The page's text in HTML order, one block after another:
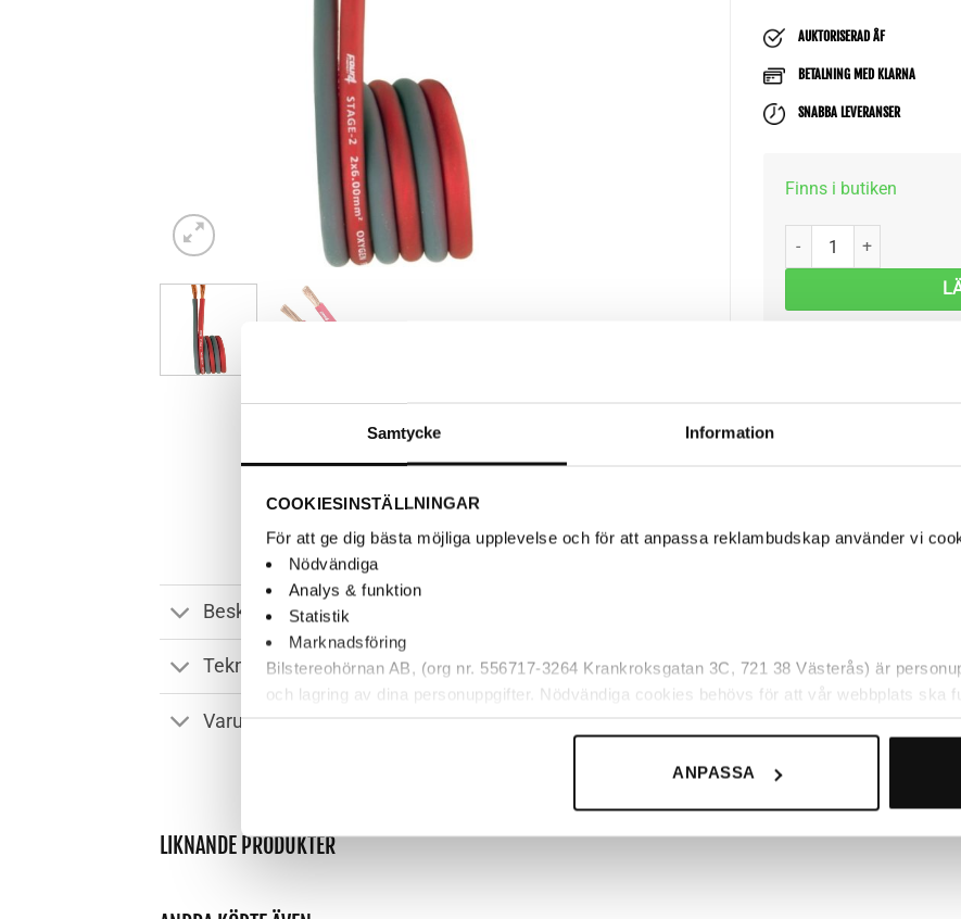
Samtycke Information
COOKIESINSTÄLLNINGAR
För att ge dig bästa möjliga upplevelse och för att anpassa reklambudskap använder vi
Nödvändiga
Analys & funktion
Statistik
Marknadsföring
Bilstereohörnan AB, (org nr. 556717-3264 Krankroksgatan 3C, 721 38 Västerås) är
och lagring av dina personuppgifter. Nödvändiga cookies behövs för att vår webbplats ska
ANPASSA
AUKTORISERAD ÅF
BETALNING MED KLARNA
SNABBA LEVERANSER
Finns i butiken
4Connect STAGE2
Beskrivning
Teknisk Specifikation
Varumärke
LIKNANDE PRODUKTER